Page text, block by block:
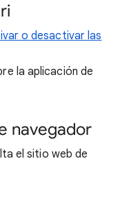
o desactivar las
la aplicación de
navegador
el sitio web de